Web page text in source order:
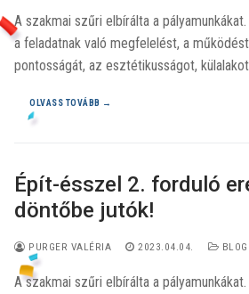
A szakmai szűri elbírálta a
a feladatnak való megfelelést, a
pontosságát, az esztétikusságot,
OLVASS TOVÁBB →
Épít-ésszel 2. forduló
döntőbe jutók!
PURGER VALÉRIA 2023.04.04.
A szakmai szűri elbírálta a